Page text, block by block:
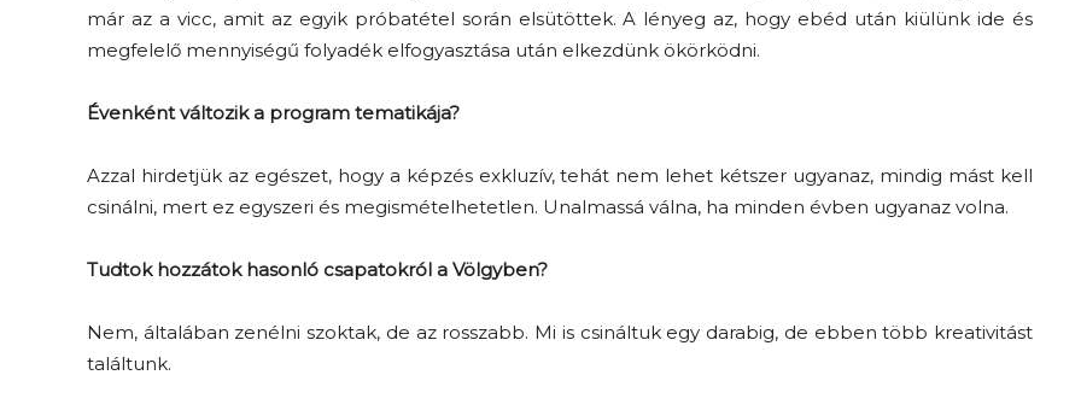
már az a vicc, amit az egyik próbatétel során elsütöttek. A lényeg az, hogy ebéd után kiülünk ide és
megfelelő mennyiségű folyadék elfogyasztása után elkezdünk ökörködni.
Évenként változik a program tematikája?
Azzal hirdetjük az egészet, hogy a képzés exkluzív, tehát nem lehet kétszer ugyanaz, mindig mást kell
csinálni, mert ez egyszeri és megismételhetetlen. Unalmassá válna, ha minden évben ugyanaz volna.
Tudtok hozzátok hasonló csapatokról a Völgyben?
Nem, általában zenélni szoktak, de az rosszabb. Mi is csináltuk egy darabig, de ebben több kreativitást
találtunk.